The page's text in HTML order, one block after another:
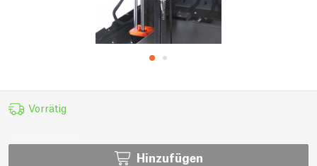
Vorrätig
Hinzufügen